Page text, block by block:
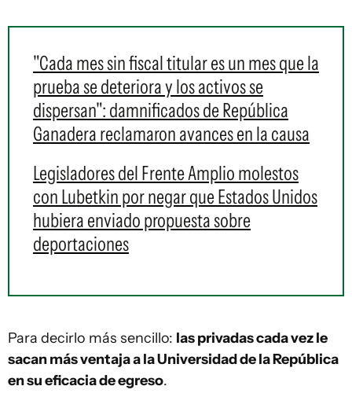
"Cada mes sin fiscal titular es un mes que la
prueba se deteriora y los activos se
dispersan": damnificados de República
Ganadera reclamaron avances en la causa
Legisladores del Frente Amplio molestos
con Lubetkin por negar que Estados Unidos
hubiera enviado propuesta sobre
deportaciones
Para decirlo más sencillo: las privadas cada vez le
sacan más ventaja a la Universidad de la República
en su eficacia de egreso.